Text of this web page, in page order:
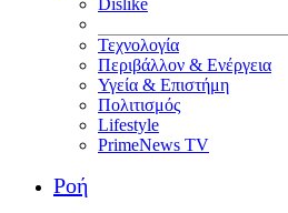
Dislike
Τεχνολογία
Περιβάλλον & Ενέργεια
Υγεία & Επιστήμη
Πολιτισμός
Lifestyle
PrimeNews TV
Ροή